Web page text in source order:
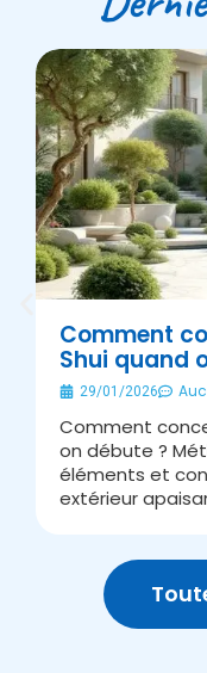
Comment
Shui quand
29/01/2026
Comment
on débute ?
éléments et
extérieur